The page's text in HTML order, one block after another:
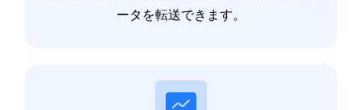
ータを転送できます。